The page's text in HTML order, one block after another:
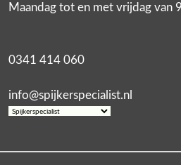
Maandag tot en met vrijdag van
0341 414 060
info@spijkerspecialist.nl